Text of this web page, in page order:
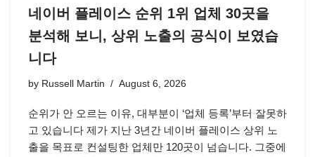
네이버 플레이스 순위 1위 업체 30곳을
분석해 보니, 상위 노출의 공식이 보였습
니다
by Russell Martin August 6, 2026
순위가 안 오르는 이유, 대부분이 ‘업체 등록’부터 잘못하
고 있습니다 제가 지난 3년간 네이버 플레이스 상위 노
출을 목표로 컨설팅한 업체만 120곳이 넘습니다. 그중에